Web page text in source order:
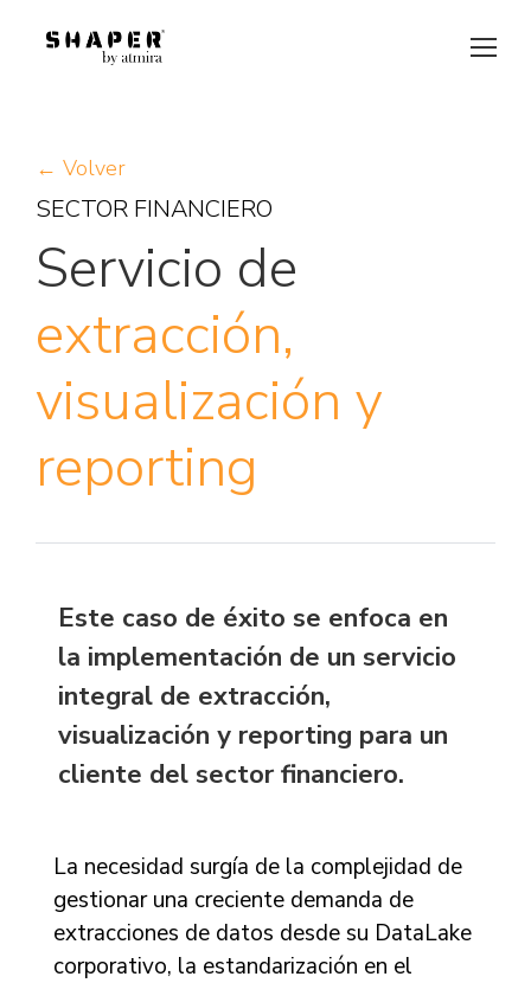
← Volver
SECTOR FINANCIERO
Servicio de
extracción,
visualización y
reporting
Este caso de éxito se enfoca en
la implementación de un servicio
integral de extracción,
visualización y reporting para un
cliente del sector financiero.
La necesidad surgía de la complejidad de
gestionar una creciente demanda de
extracciones de datos desde su DataLake
corporativo, la estandarización en el